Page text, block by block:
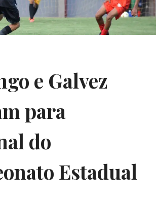
e Galvez
para
do
Estadual